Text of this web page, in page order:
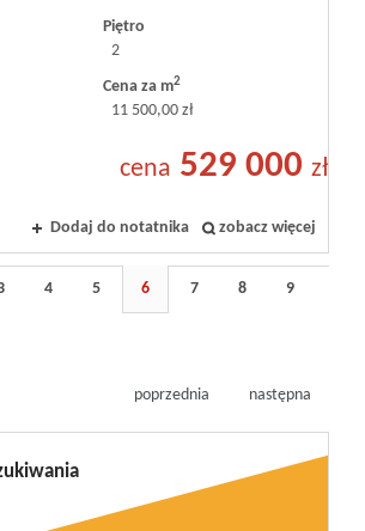
Piętro
2
Cena za m2
11 500,00 zł
cena 529 000 zł
Dodaj do notatnika zobacz więcej
4 5 6 7 8 9
poprzednia następna